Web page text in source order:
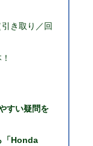
き取り／回
すい疑問を
「Honda